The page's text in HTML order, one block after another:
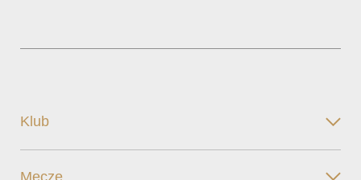
Klub
Mecze